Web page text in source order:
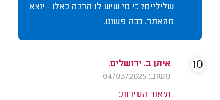
שליליים? כי מי שיש לו הרבה כאלו - יוצא
מהאתר. ככה פשוט.
איתן ב. ירושלים.
משוב: 04/03/2025
תיאור השירות:
10